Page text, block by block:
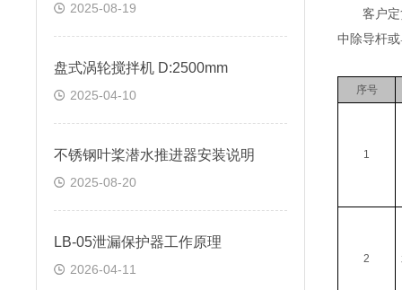
2025-08-19
盘式涡轮搅拌机 D:2500mm
2025-04-10
不锈钢叶桨潜水推进器安装说明
2025-08-20
LB-05泄漏保护器工作原理
2026-04-11
客户定货
中除导杆
序号
1
2